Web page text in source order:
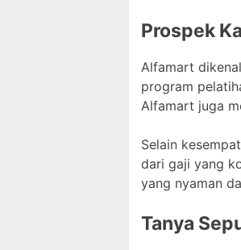
Prospek
Alfamart
program
Alfamart juga
Selain
dari gaji yang
yang nyaman
Tanya